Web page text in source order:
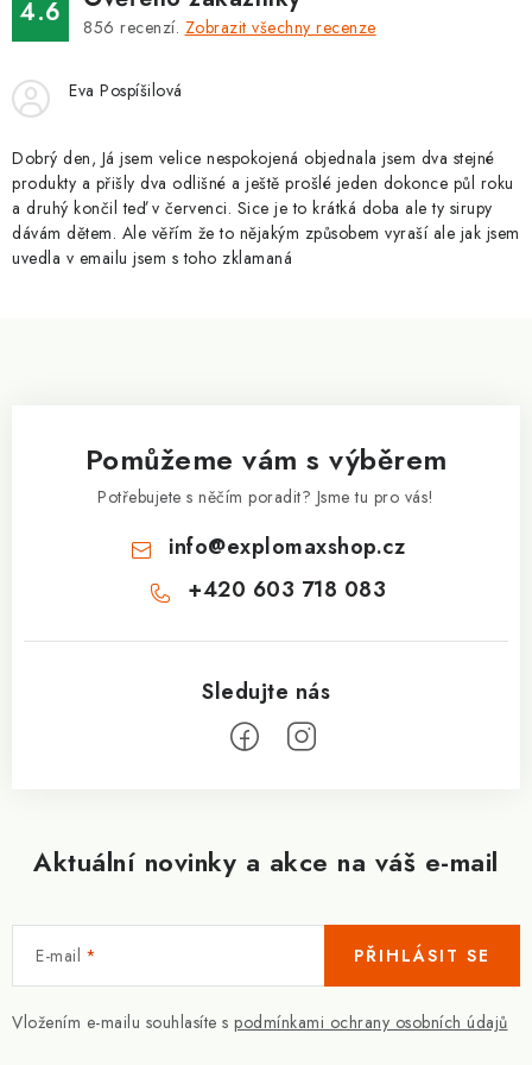
k
v
ý
p
i
s
u
á
n
4.6 856 recenzí. Zobrazit všechny recenze
Eva Pospíšilová
Dobrý den, Já jsem velice nespokojená objednala jsem dva stejné
produkty a přišly dva odlišné a ještě prošlé jeden dokonce půl roku
a druhý končil teď v červenci. Sice je to krátká doba ale ty sirupy
dávám dětem. Ale věřím že to nějakým způsobem vyraší ale jak jsem
uvedla v emailu jsem s toho zklamaná
Aktuální novinky a akce na váš e-mail
E-mail
Vložením e-mailu souhlasíte s podmínkami ochrany osobních údajů
PŘIHLÁSIT SE
Pomůžeme vám s výběrem
Potřebujete s něčím poradit? Jsme tu pro vás!
info@explomaxshop.cz
+420 603 718 083